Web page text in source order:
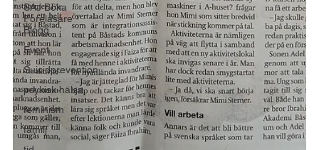
SAJ Boka
Föreläsare -
Blogg
Event
Suicidprevention
psykisk hälsa
feminism
familj